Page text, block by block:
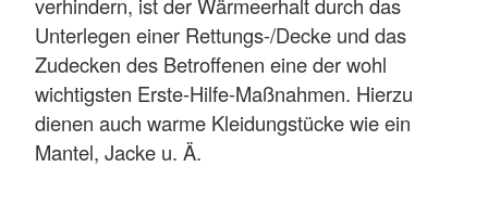
Unterlegen einer Rettungs-/Decke und das
Zudecken des Betroffenen eine der wohl
wichtigsten Erste-Hilfe-Maßnahmen. Hierzu
dienen auch warme Kleidungstücke wie ein
Mantel, Jacke u. Ä.